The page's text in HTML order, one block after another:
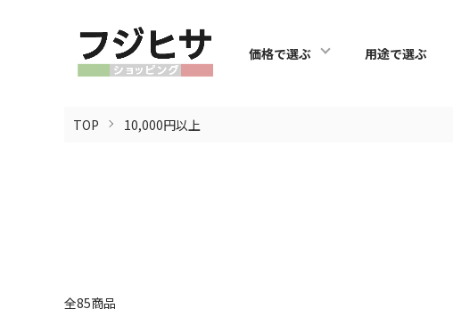
価格で選ぶ 用途で選ぶ
TOP 10,000円以上
全85商品